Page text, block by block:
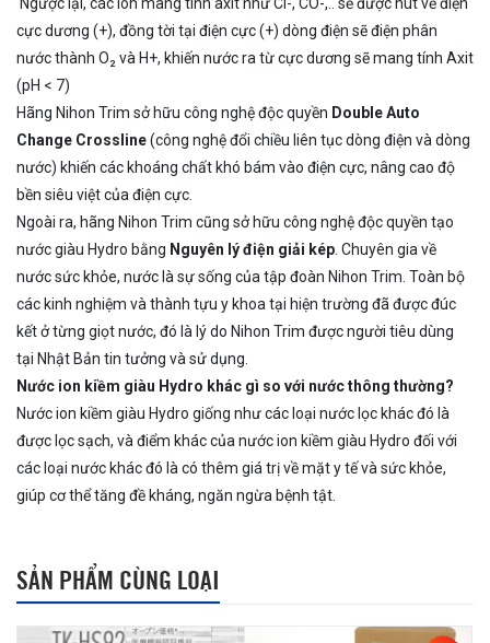
cực dương (+), đồng tời tại điện cực (+) dòng điện sẽ điện phân
nước thành O₂ và H+, khiến nước ra từ cực dương sẽ mang tính Axit
(pH < 7)
Hãng Nihon Trim sở hữu công nghệ độc quyền Double Auto
Change Crossline(công nghệ đổi chiều liên tục dòng điện và dòng
nước) khiến các khoáng chất khó bám vào điện cực, nâng cao độ
bền siêu việt của điện cực.
Ngoài ra, hãng Nihon Trim cũng sở hữu công nghệ độc quyền tạo
nước giàu Hydro bằng Nguyên lý điện giải kép . Chuyên gia về
nước sức khỏe, nước là sự sống của tập đoàn Nihon Trim. Toàn bộ
các kinh nghiệm và thành tựu y khoa tại hiện trường đã được đúc
kết ở từng giọt nước, đó là lý do Nihon Trim được người tiêu dùng
tại Nhật Bản tin tưởng và sử dụng.
Nước ion kiềm giàu Hydro khác gì so với nước thông thường?
Nước ion kiềm giàu Hydro giống như các loại nước lọc khác đó là
được lọc sạch, và điểm khác của nước ion kiềm giàu Hydro đối với
các loại nước khác đó là có thêm giá trị về mặt y tế và sức khỏe,
giúp cơ thể tăng đề kháng, ngăn ngừa bệnh tật.
SẢN PHẨM CÙNG LOẠI